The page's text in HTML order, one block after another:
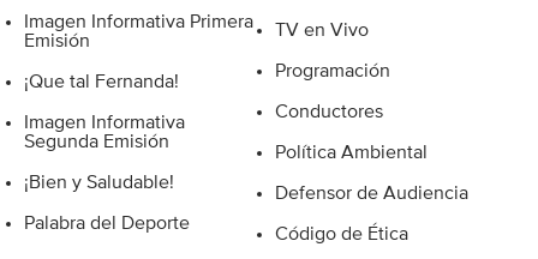
Imagen Informativa Primera
Emisión
¡Que tal Fernanda!
Imagen Informativa
Segunda Emisión
¡Bien y Saludable!
Palabra del Deporte
TV en Vivo
Programación
Conductores
Política Ambiental
Defensor de Audiencia
Código de Ética